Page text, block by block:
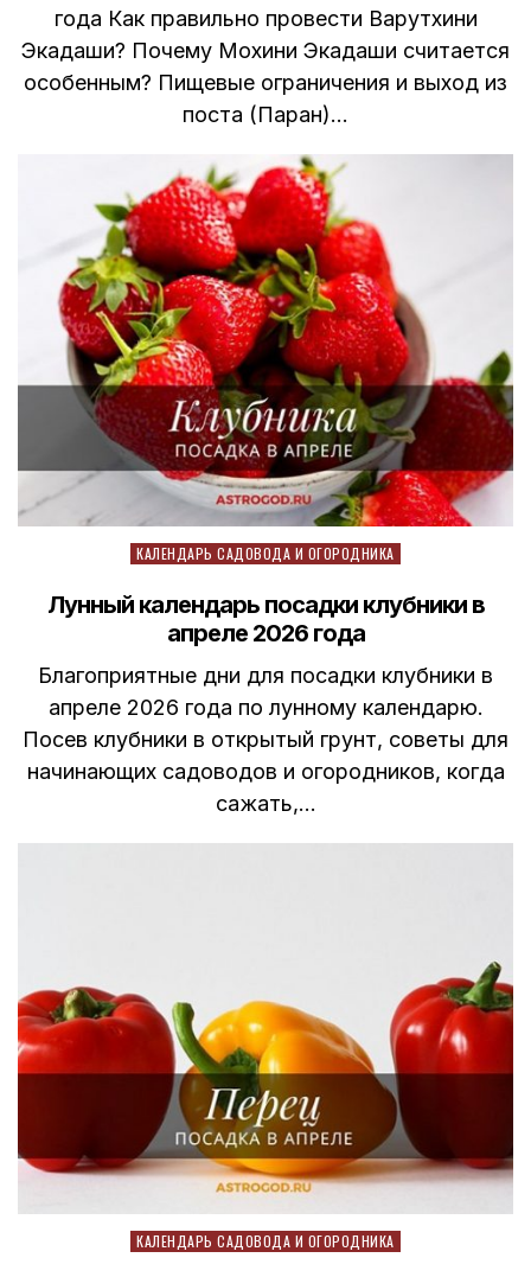
года Как правильно провести Варутхини
Экадаши? Почему Мохини Экадаши считается
особенным? Пищевые ограничения и выход из
поста (Паран)…
Posted
КАЛЕНДАРЬ САДОВОДА И ОГОРОДНИКА
Лунный календарь посадки клубники в
апреле 2026 года
Благоприятные дни для посадки клубники в
апреле 2026 года по лунному календарю.
Посев клубники в открытый грунт, советы для
начинающих садоводов и огородников, когда
сажать,…
Posted
КАЛЕНДАРЬ САДОВОДА И ОГОРОДНИКА